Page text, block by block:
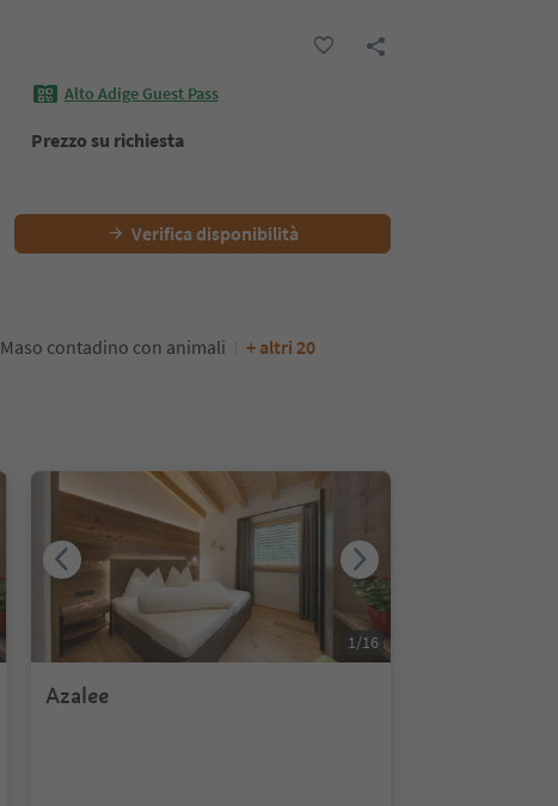
Alto Adige Guest Pass
Prezzo su richiesta
Verifica disponibilità
Maso contadino con animali + altri 20
Azalee
1/16